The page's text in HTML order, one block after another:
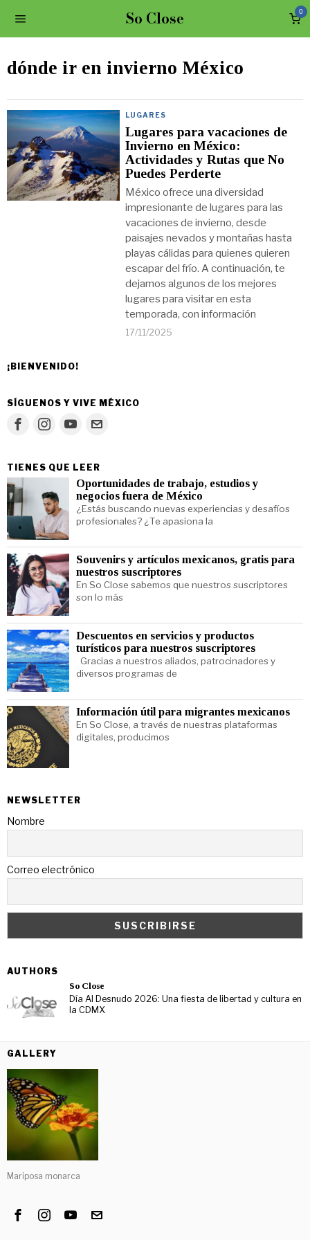
So Close 0
dónde ir en invierno México
LUGARES
Lugares para vacaciones de
Invierno en México:
Actividades y Rutas que No
Puedes Perderte
México ofrece una diversidad
impresionante de lugares para las
vacaciones de invierno, desde
paisajes nevados y montañas hasta
playas cálidas para quienes quieren
escapar del frío. A continuación, te
dejamos algunos de los mejores
lugares para visitar en esta
temporada, con información
17/11/2025
¡BIENVENIDO!
SÍGUENOS Y VIVE MÉXICO
TIENES QUE LEER
Oportunidades de trabajo, estudios y
negocios fuera de México
¿Estás buscando nuevas experiencias y desafíos
profesionales? ¿Te apasiona la
Souvenirs y artículos mexicanos, gratis para
nuestros suscriptores
En So Close sabemos que nuestros suscriptores
son lo más
Descuentos en servicios y productos
turísticos para nuestros suscriptores
Gracias a nuestros aliados, patrocinadores y
diversos programas de
Información útil para migrantes mexicanos
En So Close, a través de nuestras plataformas
digitales, producimos
NEWSLETTER
Nombre
Correo electrónico
AUTHORS
So Close
Día Al Desnudo 2026: Una fiesta de libertad y cultura en
la CDMX
GALLERY
Mariposa monarca